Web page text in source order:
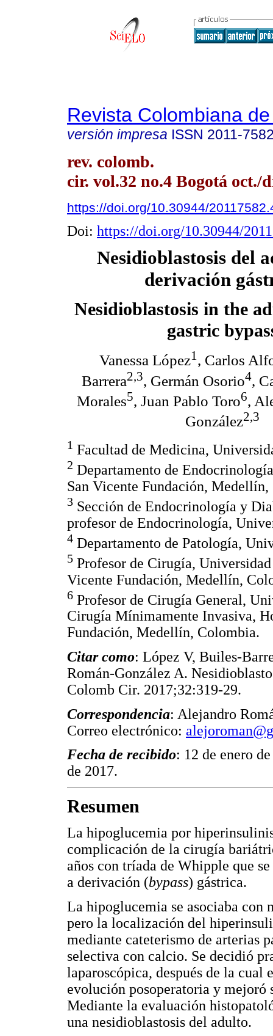
Revista Colombiana
versión impresa ISSN 2011-
rev. colomb.
cir. vol.32 no.4 Bogotá oct./
https://doi.org/10.30944/
Doi: https://doi.org/10.30944/
Nesidioblastosis del
derivación
Nesidioblastosis in the
gastric
Vanessa López1 , Carlos
Barrera2,3, Germán Osorio4,
Morales5, Juan Pablo Toro6,
González2,3
1 Facultad de Medicina,
2 Departamento de
San Vicente Fundación,
3 Sección de Endocrinología y
profesor de Endocrinología,
4 Departamento de Patología,
5 Profesor de Cirugía,
Vicente Fundación, Medellín,
6 Profesor de Cirugía General,
Cirugía Mínimamente Invasiva,
Fundación, Medellín, Colombia.
Citar como: López V, Builes-
Román-González A.
Colomb Cir. 2017;32:319-29.
Correspondencia: Alejandro
Correo electrónico:
Fecha de recibido: 12 de enero
de 2017.
Resumen
La hipoglucemia por
complicación de la cirugía
años con tríada de Whipple que
a derivación (bypass) gástrica.
La hipoglucemia se asociaba con
pero la localización del
mediante cateterismo de arterias
selectiva con calcio. Se decidió
laparoscópica, después de la cual
evolución posoperatoria y
Mediante la evaluación
una nesidioblastosis del adulto.